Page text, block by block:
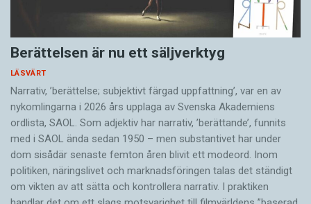
Berättelsen är nu ett säljverktyg
LÄSVÄRT
Narrativ, ’berättelse; subjektivt färgad uppfattning’, var en av
nykomlingarna i 2026 års upplaga av Svenska Akademiens
ordlista, SAOL. Som adjektiv har narrativ, ’berättande’, funnits
med i SAOL ända sedan 1950 – men substantivet har under
dom sisådär senaste femton åren blivit ett modeord. Inom
politiken, näringslivet och marknadsföringen talas det ständigt
om vikten av att sätta och kontrollera narrativ. I praktiken